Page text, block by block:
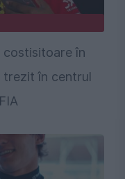
costisitoare în
trezit în centrul